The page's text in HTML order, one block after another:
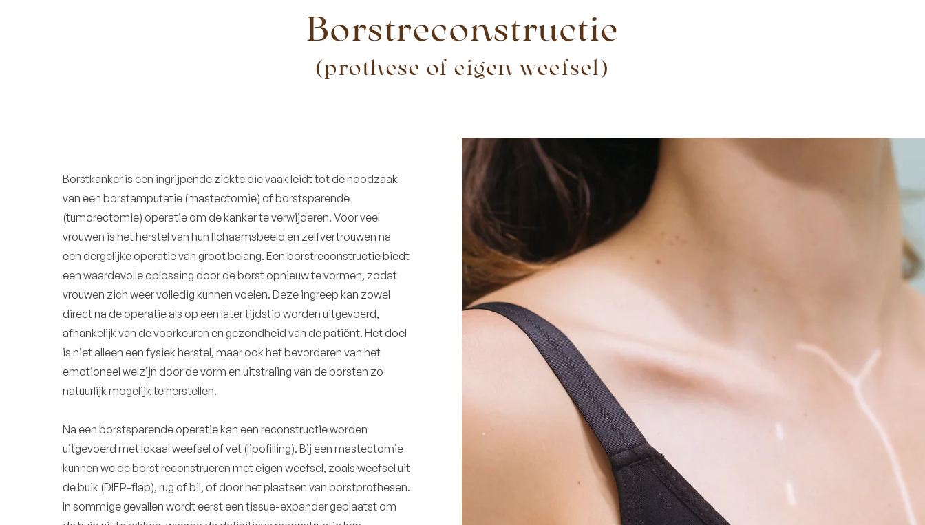
Borstreconstructie
(prothese of eigen weefsel)
Borstkanker is een ingrijpende ziekte die vaak leidt tot de noodzaak
van een borstamputatie (mastectomie) of borstsparende
(tumorectomie) operatie om de kanker te verwijderen. Voor veel
vrouwen is het herstel van hun lichaamsbeeld en zelfvertrouwen na
een dergelijke operatie van groot belang. Een borstreconstructie biedt
een waardevolle oplossing door de borst opnieuw te vormen, zodat
vrouwen zich weer volledig kunnen voelen. Deze ingreep kan zowel
direct na de operatie als op een later tijdstip worden uitgevoerd,
afhankelijk van de voorkeuren en gezondheid van de patiënt. Het doel
is niet alleen een fysiek herstel, maar ook het bevorderen van het
emotioneel welzijn door de vorm en uitstraling van de borsten zo
natuurlijk mogelijk te herstellen.
Na een borstsparende operatie kan een reconstructie worden
uitgevoerd met lokaal weefsel of vet (lipofilling). Bij een mastectomie
kunnen we de borst reconstrueren met eigen weefsel, zoals weefsel uit
de buik (DIEP-flap), rug of bil, of door het plaatsen van borstprothesen.
In sommige gevallen wordt eerst een tissue-expander geplaatst om